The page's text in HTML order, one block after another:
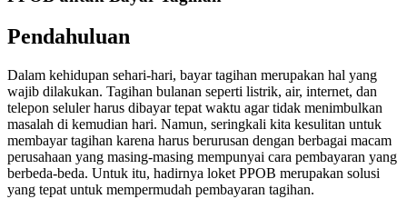
Pendahuluan
Dalam kehidupan sehari-hari, bayar tagihan merupakan hal yang
wajib dilakukan. Tagihan bulanan seperti listrik, air, internet, dan
telepon seluler harus dibayar tepat waktu agar tidak menimbulkan
masalah di kemudian hari. Namun, seringkali kita kesulitan untuk
membayar tagihan karena harus berurusan dengan berbagai macam
perusahaan yang masing-masing mempunyai cara pembayaran yang
berbeda-beda. Untuk itu, hadirnya loket PPOB merupakan solusi
yang tepat untuk mempermudah pembayaran tagihan.